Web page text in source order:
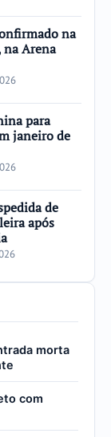
na
na Arena
para
janeiro de
de
após
morta
com